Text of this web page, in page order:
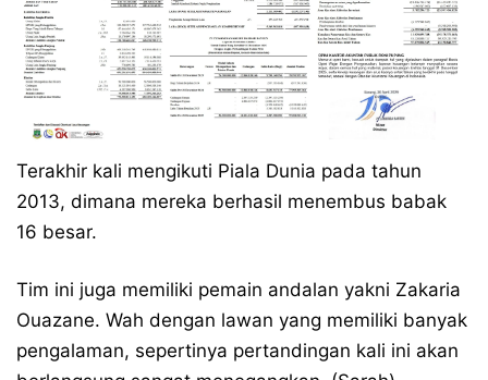
Terakhir kali mengikuti Piala Dunia pada tahun
2013, dimana mereka berhasil menembus babak
16 besar.
Tim ini juga memiliki pemain andalan yakni Zakaria
Ouazane. Wah dengan lawan yang memiliki banyak
pengalaman, sepertinya pertandingan kali ini akan